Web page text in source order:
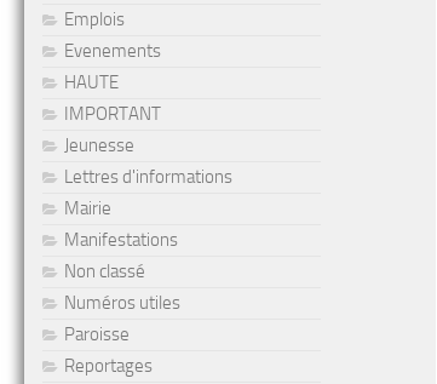
Emplois
Evenements
HAUTE
IMPORTANT
Jeunesse
Lettres d'informations
Mairie
Manifestations
Non classé
Numéros utiles
Paroisse
Reportages